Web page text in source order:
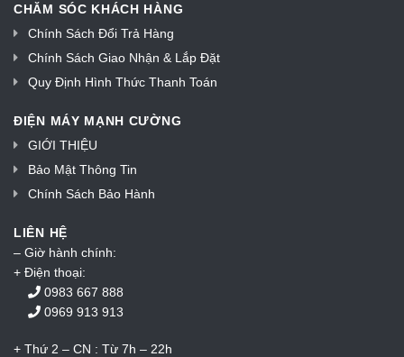
CHĂM SÓC KHÁCH HÀNG
Chính Sách Đổi Trả Hàng
Chính Sách Giao Nhận & Lắp Đặt
Quy Định Hình Thức Thanh Toán
ĐIỆN MÁY MẠNH CƯỜNG
GIỚI THIỆU
Bảo Mật Thông Tin
Chính Sách Bảo Hành
LIÊN HỆ
– Giờ hành chính:
+ Điện thoại:
0983 667 888
0969 913 913
+ Thứ 2 – CN : Từ 7h – 22h